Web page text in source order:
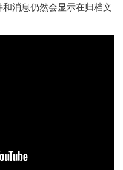
消息仍然会显示在归档文